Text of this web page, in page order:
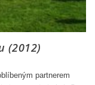
(2012)
partnerem